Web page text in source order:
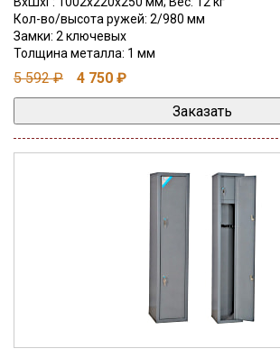
Кол-во/высота ружей: 2/980 мм
Замки: 2 ключевых
Толщина металла: 1 мм
5 592 ₽ 4 750 ₽